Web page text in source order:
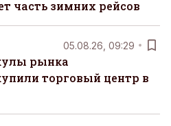
часть зимних рейсов
05.08.26, 09:29
рынка
торговый центр в